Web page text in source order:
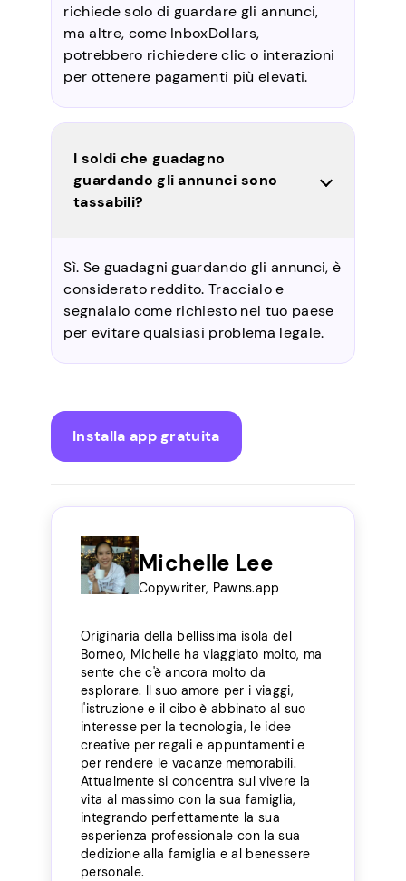
richiede solo di guardare gli annunci,
ma altre, come InboxDollars,
potrebbero richiedere clic o interazioni
per ottenere pagamenti più elevati.
I soldi che guadagno
guardando gli annunci sono
tassabili?
Sì. Se guadagni guardando gli annunci, è
considerato reddito. Traccialo e
segnalalo come richiesto nel tuo paese
per evitare qualsiasi problema legale.
Installa app gratuita
Michelle Lee
Copywriter, Pawns.app
Originaria della bellissima isola del
Borneo, Michelle ha viaggiato molto, ma
sente che c'è ancora molto da
esplorare. Il suo amore per i viaggi,
l'istruzione e il cibo è abbinato al suo
interesse per la tecnologia, le idee
creative per regali e appuntamenti e
per rendere le vacanze memorabili.
Attualmente si concentra sul vivere la
vita al massimo con la sua famiglia,
integrando perfettamente la sua
esperienza professionale con la sua
dedizione alla famiglia e al benessere
personale.